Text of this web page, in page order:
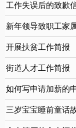
工作失误后的致歉
新年领导致职工家
开展扶贫工作简报
街道人才工作简报
如何写申请加薪的
三岁宝宝睡前童话